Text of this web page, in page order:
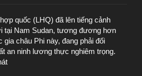
quốc (LHQ) đã lên tiếng cảnh
tại Nam Sudan, tương đương hơn
gia châu Phi này, đang phải đối
an ninh lương thực nghiêm trọng.